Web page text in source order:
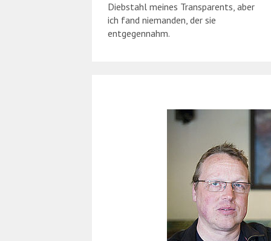
Diebstahl meines Transparents, aber
ich fand niemanden, der sie
entgegennahm.